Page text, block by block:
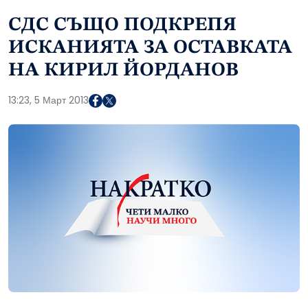
СДС СЪЩО ПОДКРЕПЯ
ИСКАНИЯТА ЗА ОСТАВКАТА
НА КИРИЛ ЙОРДАНОВ
13:23, 5 Март 2013